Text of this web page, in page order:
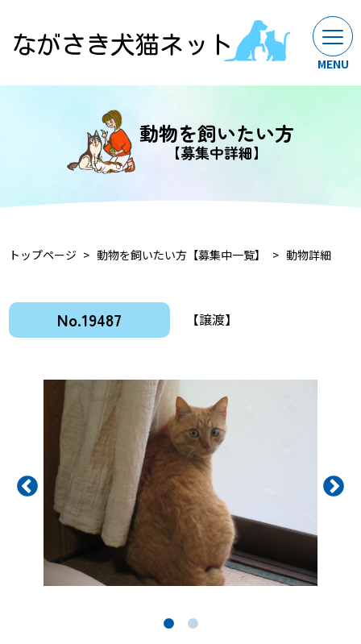
動物を飼いたい方
【募集中詳細】
トップページ 動物を飼いたい方【募集中一覧】 動物詳細
No.19487 【譲渡】